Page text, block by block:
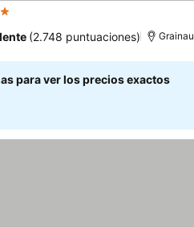
(2.748 puntuaciones) Grainau
para ver los precios exactos